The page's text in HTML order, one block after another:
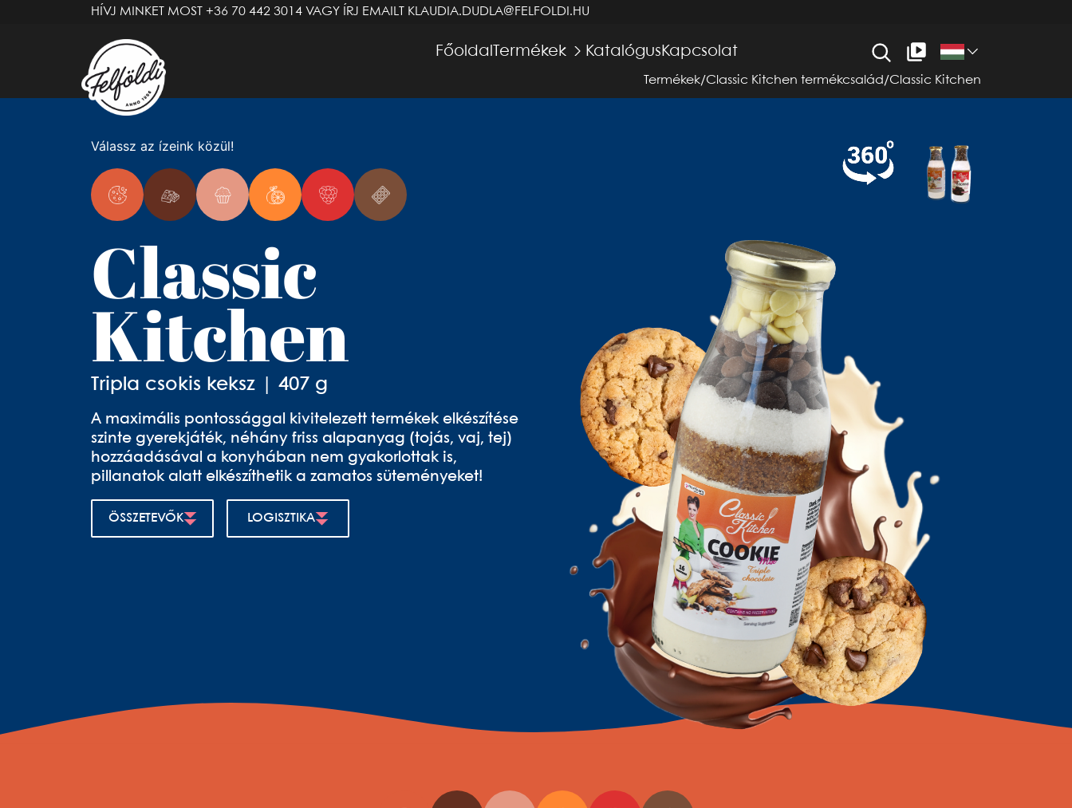
HÍVJ MINKET MOST +36 70 442 3014 VAGY ÍRJ EMAILT KLAUDIA.DUDLA@FELFOLDI.HU
Főoldal Termékek Katalógus Kapcsolat
Termékek/Classic Kitchen termékcsalád /Classic Kitchen
Válassz az ízeink közül!
Classic
Kitchen
Tripla csokis keksz | 407 g
A maximális pontossággal kivitelezett termékek elkészítése
szinte gyerekjáték, néhány friss alapanyag (tojás, vaj, tej)
hozzáadásával a konyhában nem gyakorlottak is,
pillanatok alatt elkészíthetik a zamatos süteményeket!
ÖSSZETEVŐK LOGISZTIKA